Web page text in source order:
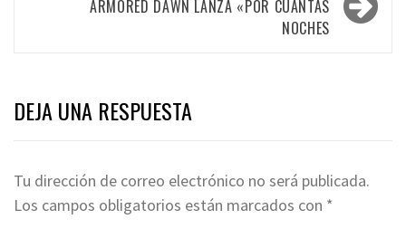
ARMORED DAWN LANZA «POR CUANTAS
NOCHES
DEJA UNA RESPUESTA
Tu dirección de correo electrónico no será publicada.
Los campos obligatorios están marcados con *